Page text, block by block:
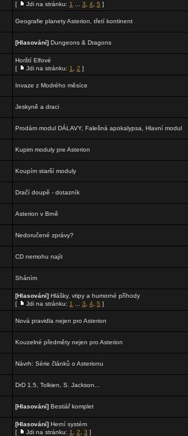
[
Jdi na stránku: 1 3 4 5 ]
Geografie planety Asterion, třetí kontinent
[Hlasování] Dungeons & Dragons
Horští Elfové
[
Jdi na stránku: 1 2 ]
Invaze z Modrého měsíce
Jeskyně a draci
Prodám modul DÁLAVY, Falešná apokalypsa, Hlavní modul
Kupim moduly pre Asterion
Koupím starší moduly
Dračí doupě - dotazník
Asterion v Brně
Nedoručené zprávy?
CD nemohu najít
Sháním
[Hlasování] Hlášky, vtipy a humorné příhody
[
Jdi na stránku: 1 3 4 5 ]
Nová pravidla nejen pro Asterion
Kouzelné předměty nejen pro Asterion
Návrh: Série článků o Asterionu
DrD 1.5, Tolkien, S. Jackson...
[Hlasování] Bestiář komplet
[Hlasování] Herní systém
[
Jdi na stránku: 1 2 3 ]